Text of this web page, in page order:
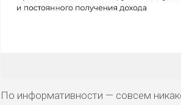
По информативности — совсем